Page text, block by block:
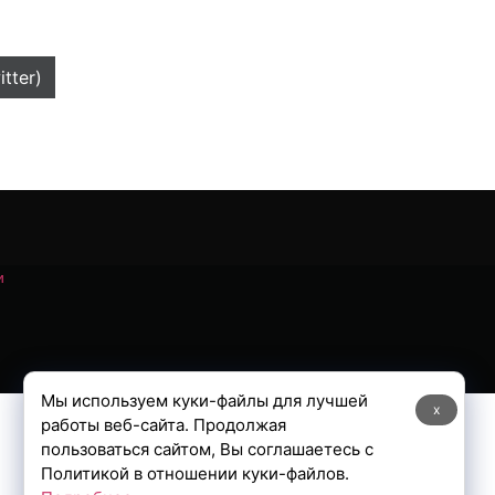
x
Мы используем куки-файлы для лучшей
работы веб-сайта. Продолжая
пользоваться сайтом, Вы соглашаетесь с
Политикой в отношении куки-файлов.